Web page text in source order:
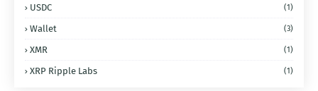
USDC (1)
Wallet (3)
XMR (1)
XRP Ripple Labs (1)